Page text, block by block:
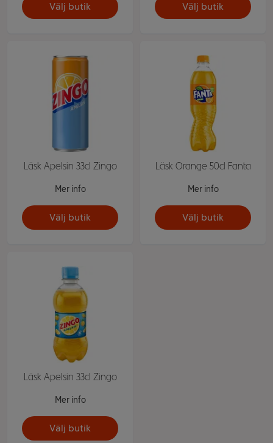
Välj butik Välj butik
Läsk Apelsin 33cl Zingo
Mer info
Välj butik
Läsk Orange 50cl Fanta
Mer info
Välj butik
Läsk Apelsin 33cl Zingo
Mer info
Välj butik